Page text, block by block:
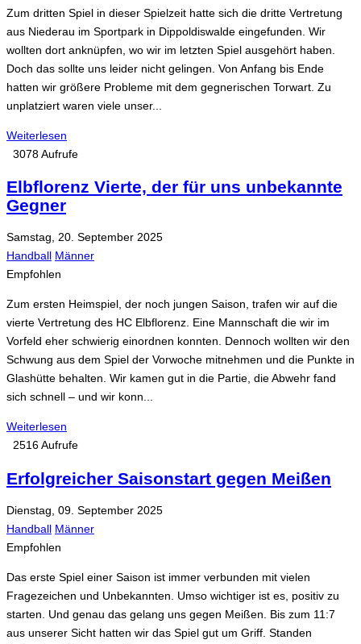
Zum dritten Spiel in dieser Spielzeit hatte sich die dritte Vertretung
aus Niederau im Sportpark in Dippoldiswalde eingefunden. Wir
wollten dort anknüpfen, wo wir im letzten Spiel ausgehört haben.
Doch das sollte uns leider nicht gelingen. Von Anfang bis Ende
hatten wir größere Probleme mit dem gegnerischen Torwart. Zu
unplatziert waren viele unser...
Weiterlesen
3078 Aufrufe
Elbflorenz Vierte, der für uns unbekannte
Gegner
Samstag, 20. September 2025
Handball Männer
Empfohlen
Zum ersten Heimspiel, der noch jungen Saison, trafen wir auf die
vierte Vertretung des HC Elbflorenz. Eine Mannschaft die wir im
Vorfeld eher schwierig einordnen konnten. Dennoch wollten wir den
Schwung aus dem Spiel der Vorwoche mitnehmen und die Punkte in
Glashütte behalten. Wir kamen gut in die Partie, die Abwehr fand
sich schnell – und wir konn...
Weiterlesen
2516 Aufrufe
Erfolgreicher Saisonstart gegen Meißen
Dienstag, 09. September 2025
Handball Männer
Empfohlen
Das erste Spiel einer Saison ist immer verbunden mit vielen
Fragezeichen und Unbekannten. Umso wichtiger ist es, positiv zu
starten. Und genau das gelang uns gegen Meißen. Bis zum 11:7
aus unserer Sicht hatten wir das Spiel gut um Griff. Standen